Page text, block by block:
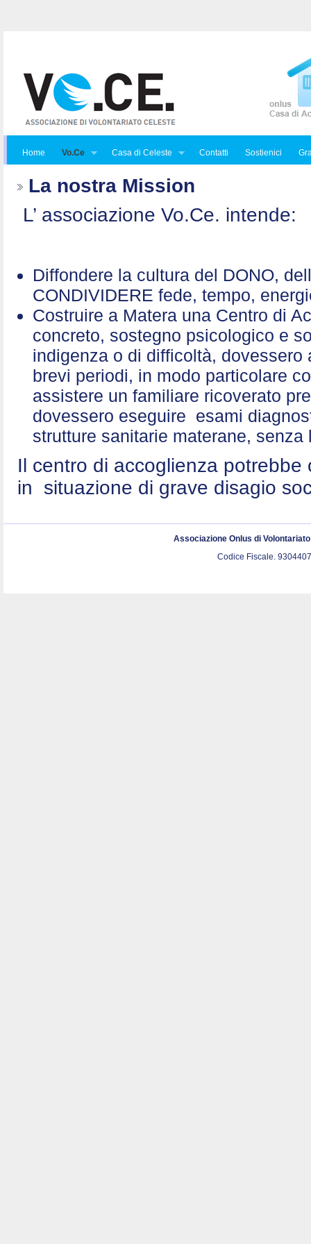
Home Vo.Ce Casa di Celeste Contatti Sostienici
La nostra Mission
L’ associazione Vo.Ce. intende:
Diffondere la cultura del DONO,
CONDIVIDERE fede, tempo,
Costruire a Matera una Centro di
concreto, sostegno psicologico e
indigenza o di difficoltà,
brevi periodi, in modo particolare
assistere un familiare ricoverato
dovessero eseguire esami
strutture sanitarie materane,
Il centro di accoglienza
in situazione di grave disagio
Associazione Onlus di
Codice Fiscale.